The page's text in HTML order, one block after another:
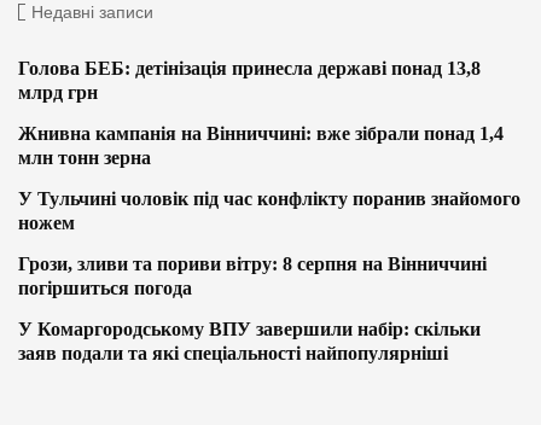
Недавні записи
Голова БЕБ: детінізація принесла державі понад 13,8
млрд грн
Жнивна кампанія на Вінниччині: вже зібрали понад 1,4
млн тонн зерна
У Тульчині чоловік під час конфлікту поранив знайомого
ножем
Грози, зливи та пориви вітру: 8 серпня на Вінниччині
погіршиться погода
У Комаргородському ВПУ завершили набір: скільки
заяв подали та які спеціальності найпопулярніші